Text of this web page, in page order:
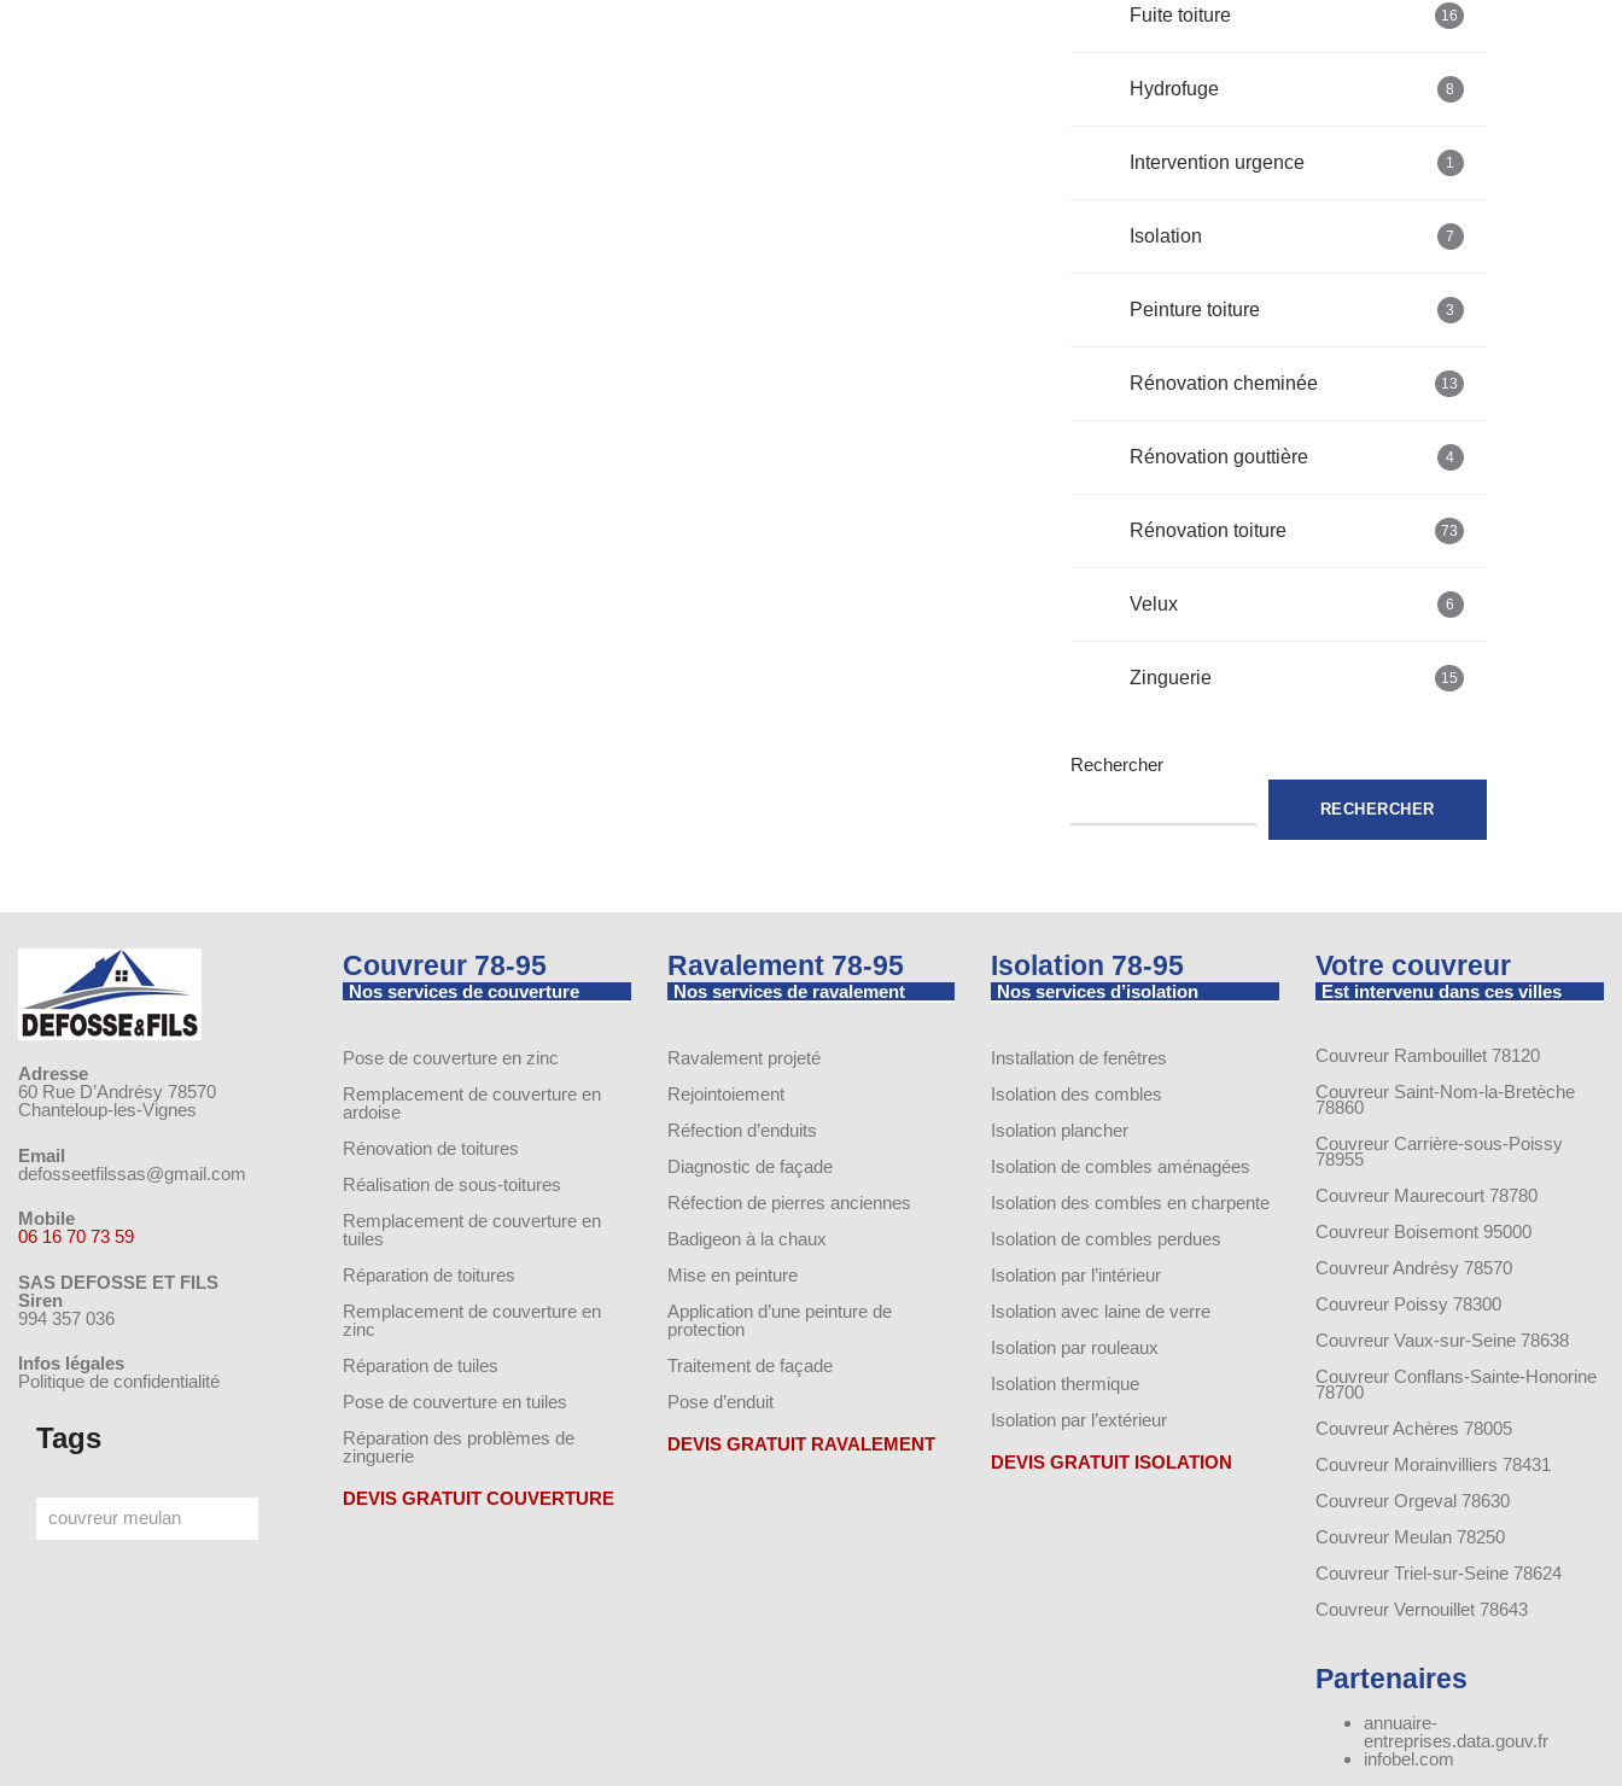
Fuite toiture 16
Hydrofuge 8
Intervention urgence 1
Isolation 7
Peinture toiture 3
Rénovation cheminée 13
Rénovation gouttière 4
Rénovation toiture 73
Velux 6
Zinguerie 15
Rechercher
RECHERCHER
Adresse
60 Rue D’Andrésy 78570
Chanteloup-les-Vignes
Email
defosseetfilssas@gmail.com
Mobile
06 16 70 73 59
SAS DEFOSSE ET FILS
Siren
994 357 036
Infos légales
Politique de confidentialité
Tags
Couvreur 78-95
Nos services de couverture
Pose de couverture en zinc
Remplacement de couverture en
ardoise
Rénovation de toitures
Réalisation de sous-toitures
Remplacement de couverture en
tuiles
Réparation de toitures
Remplacement de couverture en
zinc
Réparation de tuiles
Pose de couverture en tuiles
Réparation des problèmes de
zinguerie
DEVIS GRATUIT COUVERTURE
Ravalement 78-95
Nos services de ravalement
Ravalement projeté
Rejointoiement
Réfection d’enduits
Diagnostic de façade
Réfection de pierres anciennes
Badigeon à la chaux
Mise en peinture
Application d’une peinture de
protection
Traitement de façade
Pose d’enduit
DEVIS GRATUIT RAVALEMENT
Isolation 78-95
Nos services d’isolation
Installation de fenêtres
Isolation des combles
Isolation plancher
Isolation de combles aménagées
Isolation des combles en charpente
Isolation de combles perdues
Isolation par l’intérieur
Isolation avec laine de verre
Isolation par rouleaux
Isolation thermique
Isolation par l’extérieur
DEVIS GRATUIT ISOLATION
Votre couvreur
Est intervenu dans ces villes
Couvreur Rambouillet 78120
Couvreur Saint-Nom-la-Bretèche
78860
Couvreur Carrière-sous-Poissy
78955
Couvreur Maurecourt 78780
Couvreur Boisemont 95000
Couvreur Andrésy 78570
Couvreur Poissy 78300
Couvreur Vaux-sur-Seine 78638
Couvreur Conflans-Sainte-Honorine
78700
Couvreur Achères 78005
Couvreur Morainvilliers 78431
Couvreur Orgeval 78630
Couvreur Meulan 78250
Couvreur Triel-sur-Seine 78624
Couvreur Vernouillet 78643
Partenaires
annuaire-
entreprises.data.gouv.fr
infobel.com